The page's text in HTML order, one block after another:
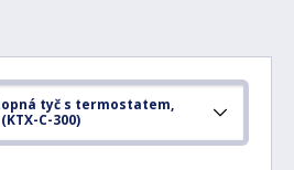
topná tyč s termostatem,
C-300)